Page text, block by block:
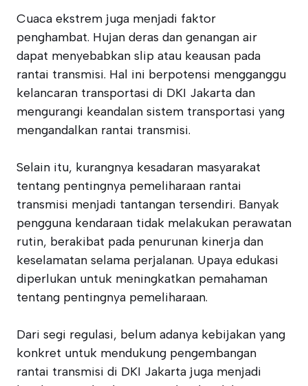
Cuaca ekstrem juga menjadi faktor
penghambat. Hujan deras dan genangan air
dapat menyebabkan slip atau keausan pada
rantai transmisi. Hal ini berpotensi mengganggu
kelancaran transportasi di DKI Jakarta dan
mengurangi keandalan sistem transportasi yang
mengandalkan rantai transmisi.
Selain itu, kurangnya kesadaran masyarakat
tentang pentingnya pemeliharaan rantai
transmisi menjadi tantangan tersendiri. Banyak
pengguna kendaraan tidak melakukan perawatan
rutin, berakibat pada penurunan kinerja dan
keselamatan selama perjalanan. Upaya edukasi
diperlukan untuk meningkatkan pemahaman
tentang pentingnya pemeliharaan.
Dari segi regulasi, belum adanya kebijakan yang
konkret untuk mendukung pengembangan
rantai transmisi di DKI Jakarta juga menjadi